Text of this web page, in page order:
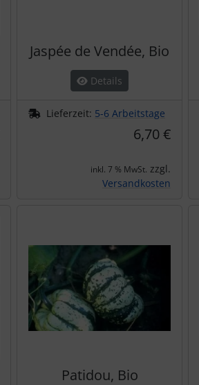
Jaspée de Vendée, Bio
Details
Lieferzeit: 5-6 Arbeitstage
6,70 €
inkl. 7 % MwSt. zzgl.
Versandkosten
Patidou, Bio